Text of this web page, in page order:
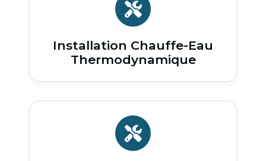
Installation Chauffe-Eau
Thermodynamique